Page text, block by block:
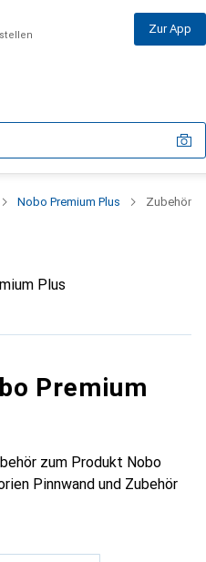
Zur App
Nobo Premium Plus Zubehör
Plus
Premium
zum Produkt Nobo
Pinnwand und Zubehör